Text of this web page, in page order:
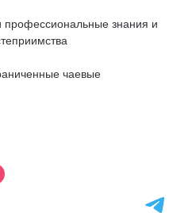
профессиональные знания и
чаевые